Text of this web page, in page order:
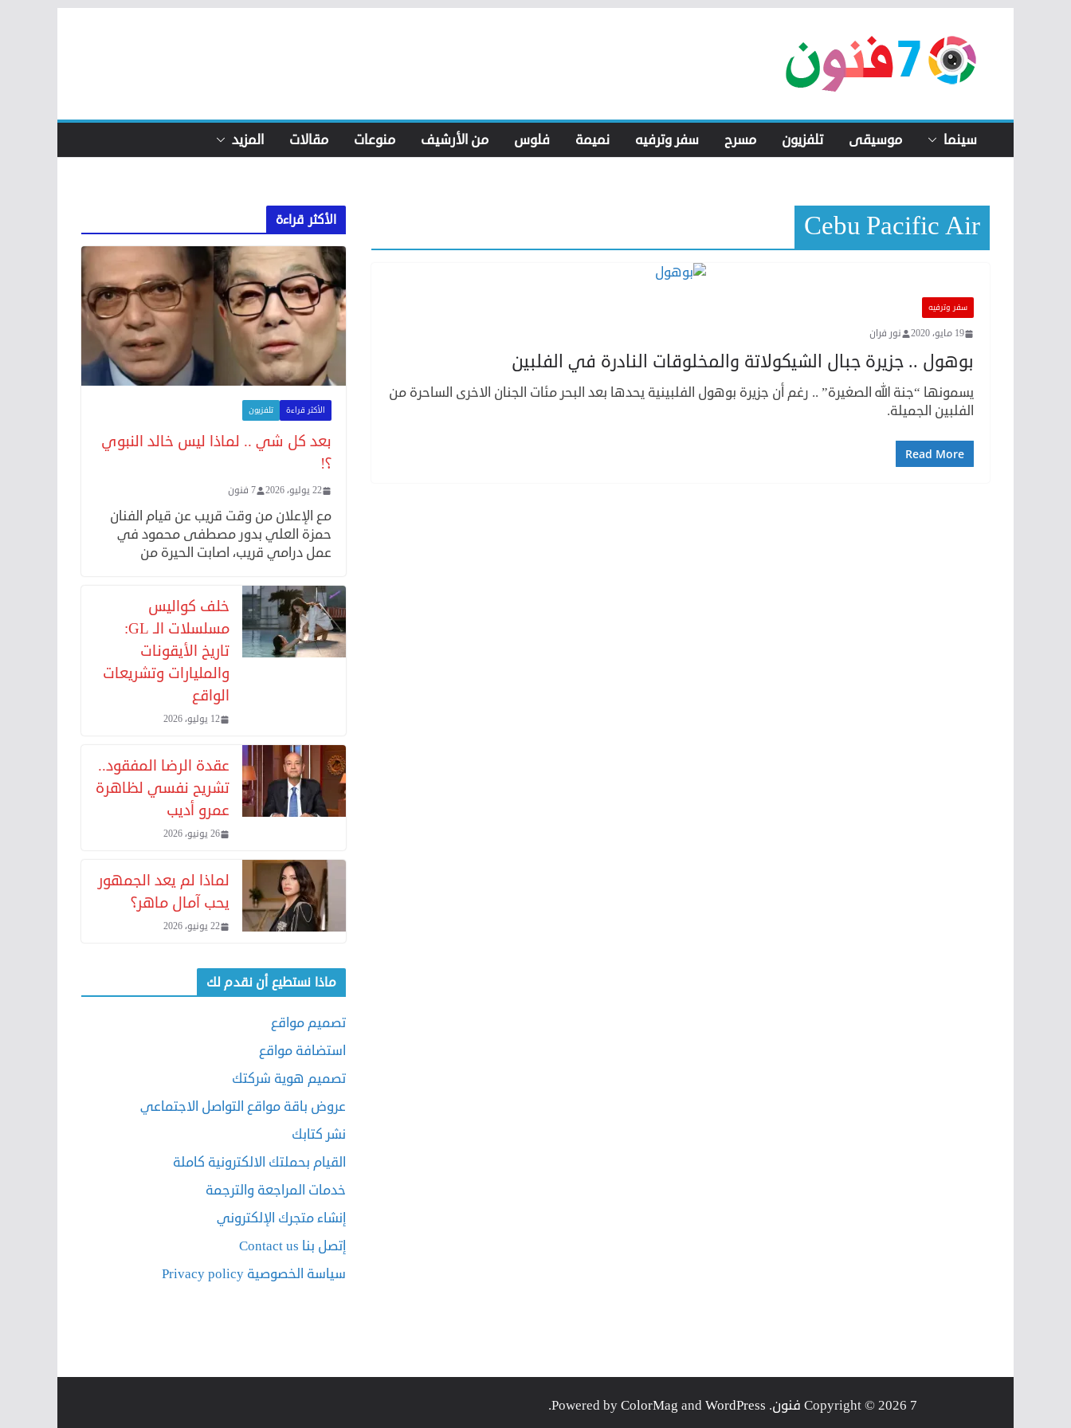
content
سينما موسيقى تلفزيون مسرح سفر وترفيه نميمة فلوس من الأرشيف منوعات مقالات المزيد
Cebu Pacific Air
سفر وترفيه
19 مايو، 2020 نور فران
بوهول .. جزيرة جبال الشيكولاتة والمخلوقات النادرة في الفلبين
يسمونها “جنة الله الصغيرة” .. رغم أن جزيرة بوهول الفلبينية يحدها بعد البحر مئات الجنان الاخرى الساحرة من
الفلبين الجميلة.
Read More
الأكثر قراءة
الأكثر قراءة تلفزيون
بعد كل شي .. لماذا ليس خالد النبوي
؟!
22 يوليو، 2026 7 فنون
مع الإعلان من وقت قريب عن قيام الفنان
حمزة العلي بدور مصطفى محمود في
عمل درامي قريب، اصابت الحيرة من
خلف كواليس
مسلسلات الـ GL:
تاريخ الأيقونات
والمليارات وتشريعات
الواقع
12 يوليو، 2026
عقدة الرضا المفقود..
تشريح نفسي لظاهرة
عمرو أديب
26 يونيو، 2026
لماذا لم يعد الجمهور
يحب آمال ماهر؟
22 يونيو، 2026
ماذا نستطيع أن نقدم لك
تصميم مواقع
استضافة مواقع
تصميم هوية شركتك
عروض باقة مواقع التواصل الاجتماعي
نشر كتابك
القيام بحملتك الالكترونية كاملة
خدمات المراجعة والترجمة
إنشاء متجرك الإلكتروني
إتصل بنا Contact us
سياسة الخصوصية Privacy policy
Copyright © 2026 7 فنون . Powered by
ColorMag andWordPress
.